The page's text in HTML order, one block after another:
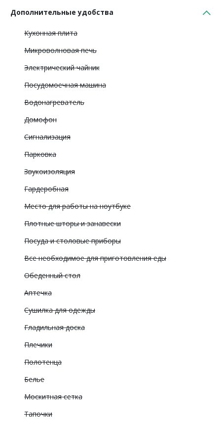
Дополнительные удобства
Кухонная плита
Микроволновая печь
Электрический чайник
Посудомоечная машина
Водонагреватель
Домофон
Сигнализация
Парковка
Звукоизоляция
Гардеробная
Место для работы на ноутбуке
Плотные шторы и занавески
Посуда и столовые приборы
Все необходимое для приготовления еды
Обеденный стол
Аптечка
Сушилка для одежды
Гладильная доска
Плечики
Полотенца
Белье
Москитная сетка
Тапочки